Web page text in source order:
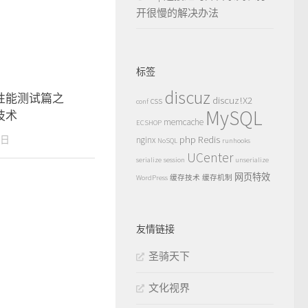
能测试篇之
术
开很慢的解决办法
标签
conf css discuz discuz!X2
ECSHOP memcache MySQL
nginx NoSQL php Redis runhooks
serialize session UCenter unserialize
WordPress 缓存技术 缓存机制 网页特效
友情链接
圣骑天下
文化视界